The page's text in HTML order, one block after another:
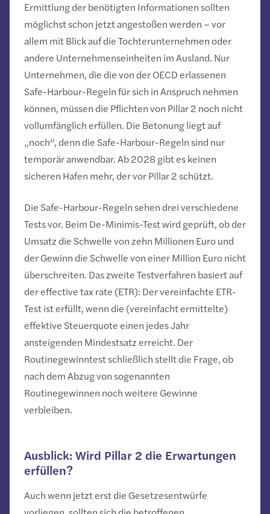
Ermittlung der benötigten Informationen sollten
möglichst schon jetzt angestoßen werden – vor
allem mit Blick auf die Tochterunternehmen oder
andere Unternehmenseinheiten im Ausland. Nur
Unternehmen, die die von der OECD erlassenen
Safe-Harbour-Regeln für sich in Anspruch nehmen
können, müssen die Pflichten von Pillar 2 noch nicht
vollumfänglich erfüllen. Die Betonung liegt auf
„noch“, denn die Safe-Harbour-Regeln sind nur
temporär anwendbar. Ab 2028 gibt es keinen
sicheren Hafen mehr, der vor Pillar 2 schützt.
Die Safe-Harbour-Regeln sehen drei verschiedene
Tests vor. Beim De-Minimis-Test wird geprüft, ob der
Umsatz die Schwelle von zehn Millionen Euro und
der Gewinn die Schwelle von einer Million Euro nicht
überschreiten. Das zweite Testverfahren basiert auf
der effective tax rate (ETR): Der vereinfachte ETR-
Test ist erfüllt, wenn die (vereinfacht ermittelte)
effektive Steuerquote einen jedes Jahr
ansteigenden Mindestsatz erreicht. Der
Routinegewinntest schließlich stellt die Frage, ob
nach dem Abzug von sogenannten
Routinegewinnen noch weitere Gewinne
verbleiben.
Ausblick: Wird Pillar 2 die Erwartungen
erfüllen?
Auch wenn jetzt erst die Gesetzesentwürfe